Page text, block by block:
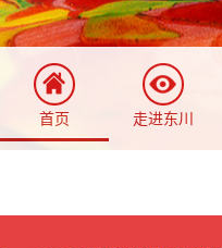
首页 走进东川